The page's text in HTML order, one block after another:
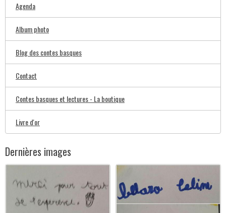
Agenda
Album photo
Blog des contes basques
Contact
Contes basques et lectures - La boutique
Livre d'or
Dernières images